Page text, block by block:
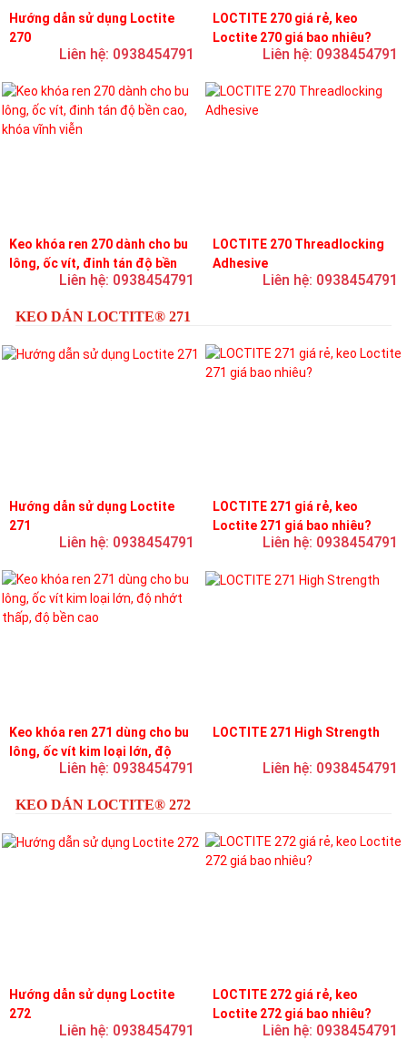
Hướng dẫn sử dụng Loctite
270
Liên hệ: 0938454791
LOCTITE 270 giá rẻ, keo
Loctite 270 giá bao nhiêu?
Liên hệ: 0938454791
Keo khóa ren 270 dành cho bu
lông, ốc vít, đinh tán độ bền
cao, khóa vĩnh viễn
Liên hệ: 0938454791
LOCTITE 270 Threadlocking
Adhesive
Liên hệ: 0938454791
KEO DÁN LOCTITE® 271
Hướng dẫn sử dụng Loctite
271
Liên hệ: 0938454791
LOCTITE 271 giá rẻ, keo
Loctite 271 giá bao nhiêu?
Liên hệ: 0938454791
Keo khóa ren 271 dùng cho bu
lông, ốc vít kim loại lớn, độ
nhớt thấp, độ bền cao
Liên hệ: 0938454791
LOCTITE 271 High Strength
Liên hệ: 0938454791
KEO DÁN LOCTITE® 272
Hướng dẫn sử dụng Loctite
272
Liên hệ: 0938454791
LOCTITE 272 giá rẻ, keo
Loctite 272 giá bao nhiêu?
Liên hệ: 0938454791